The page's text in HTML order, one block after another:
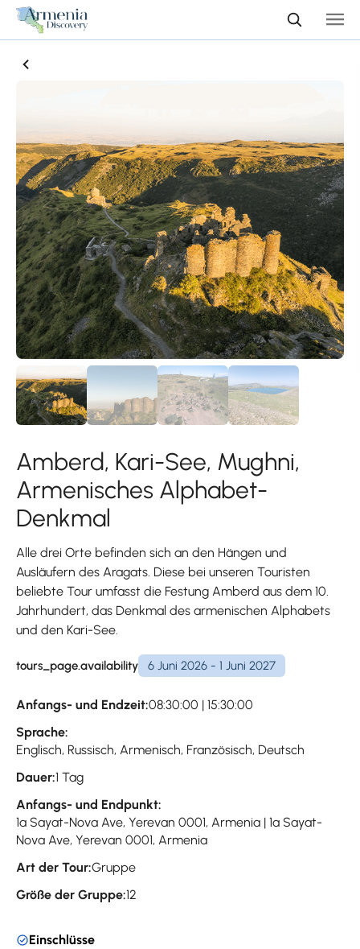
Amberd, Kari-See, Mughni,
Armenisches Alphabet-
Denkmal
Alle drei Orte befinden sich an den Hängen und
Ausläufern des Aragats. Diese bei unseren Touristen
beliebte Tour umfasst die Festung Amberd aus dem 10.
Jahrhundert, das Denkmal des armenischen Alphabets
und den Kari-See.
tours_page.availability 6 Juni 2026 - 1 Juni 2027
Anfangs- und Endzeit:08:30:00 | 15:30:00
Sprache:
Englisch, Russisch, Armenisch, Französisch, Deutsch
Dauer:1 Tag
Anfangs- und Endpunkt:
1a Sayat-Nova Ave, Yerevan 0001, Armenia | 1a Sayat-
Nova Ave, Yerevan 0001, Armenia
Art der Tour:Gruppe
Größe der Gruppe:12
Einschlüsse